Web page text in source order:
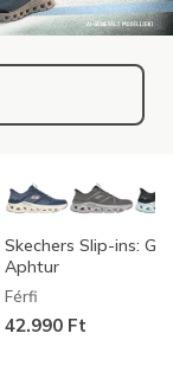
Skechers Slip-ins:
Aphtur
Férfi
42.990 Ft